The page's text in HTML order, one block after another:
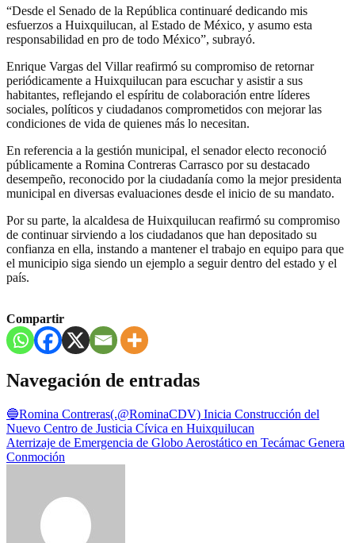
“Desde el Senado de la República continuaré dedicando mis
esfuerzos a Huixquilucan, al Estado de México, y asumo esta
responsabilidad en pro de todo México”, subrayó.
Enrique Vargas del Villar reafirmó su compromiso de retornar
periódicamente a Huixquilucan para escuchar y asistir a sus
habitantes, reflejando el espíritu de colaboración entre líderes
sociales, políticos y ciudadanos comprometidos con mejorar las
condiciones de vida de quienes más lo necesitan.
En referencia a la gestión municipal, el senador electo reconoció
públicamente a Romina Contreras Carrasco por su destacado
desempeño, reconocido por la ciudadanía como la mejor presidenta
municipal en diversas evaluaciones desde el inicio de su mandato.
Por su parte, la alcaldesa de Huixquilucan reafirmó su compromiso
de continuar sirviendo a los ciudadanos que han depositado su
confianza en ella, instando a mantener el trabajo en equipo para que
el municipio siga siendo un ejemplo a seguir dentro del estado y el
país.
Compartir
Navegación de entradas
🔵Romina Contreras(.@RominaCDV) Inicia Construcción del
Nuevo Centro de Justicia Cívica en Huixquilucan
Aterrizaje de Emergencia de Globo Aerostático en Tecámac Genera
Conmoción